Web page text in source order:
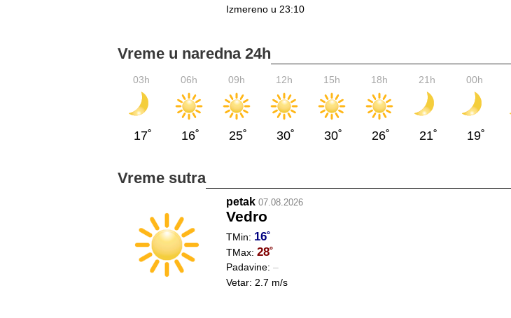
Izmereno u 23:10
Vreme u naredna 24h
03h
17˚
06h
16˚
09h
25˚
12h
30˚
15h
30˚
18h
26˚
21h
21˚
00h
19˚
Vreme sutra
petak 07.08.2026
Vedro
TMin: 16˚
TMax: 28˚
Padavine: –
Vetar: 2.7 m/s